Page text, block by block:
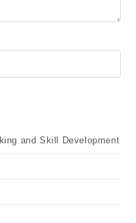
and Skill Development